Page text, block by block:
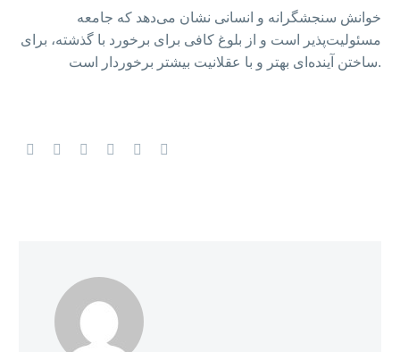
خوانش سنجشگرانه و انسانی نشان می‌دهد که جامعه
مسئولیت‌پذیر است و از بلوغ کافی برای برخورد با گذشته، برای
ساختن آینده‌ای بهتر و با عقلانیت بیشتر برخوردار است.